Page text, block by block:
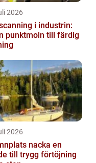
2026
i industrin:
punktmoln till färdig
2026
nacka en
till trygg förtöjning